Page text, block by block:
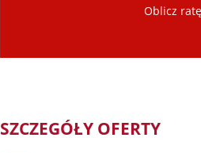
Oblicz
SZCZEGÓŁY OFERTY